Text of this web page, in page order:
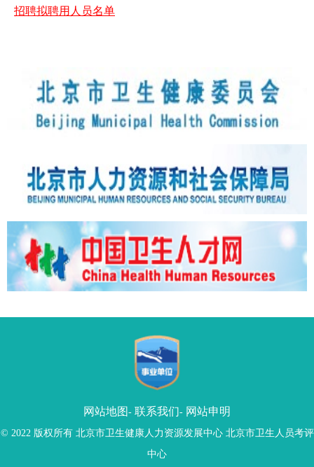
招聘拟聘用人员名单
网站地图 - 联系我们- 网站申明
© 2022 版权所有 北京市卫生健康人力资源发展中心 北京市卫生人员考评
中心